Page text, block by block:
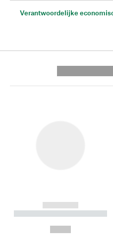
Verantwoordelijke
------------
----------- ----------- --------